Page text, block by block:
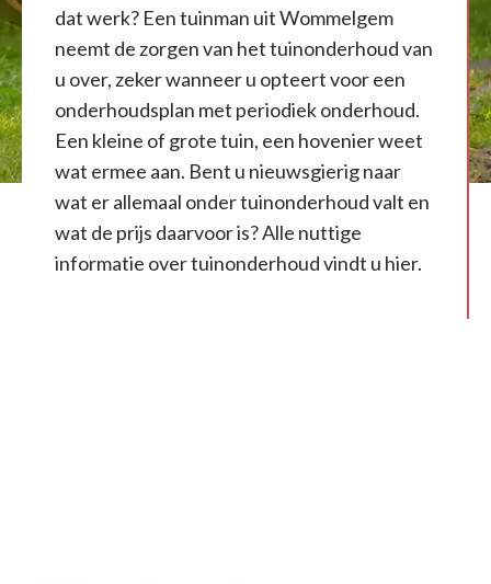
dat werk? Een tuinman uit Wommelgem
neemt de zorgen van het tuinonderhoud van
u over, zeker wanneer u opteert voor een
onderhoudsplan met periodiek onderhoud.
Een kleine of grote tuin, een hovenier weet
wat ermee aan. Bent u nieuwsgierig naar
wat er allemaal onder tuinonderhoud valt en
wat de prijs daarvoor is? Alle nuttige
informatie over tuinonderhoud vindt u hier.